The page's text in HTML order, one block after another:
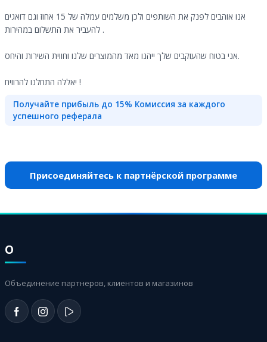
אנו אוהבים לפנק את השותפים ולכן משלמים עמלה של 15 אחוז וגם דואגים
להעביר את התשלום במהירות .
אני בטוח שהעוקבים שלך ייהנו מאד מהמוצרים שלנו וחווית השירות והיחס.
יאללה התחלנו להרוויח !
Получайте прибыль до 15% Комиссия за каждого
успешного реферала
Присоединяйтесь к партнёрской программе
О
Объединение партнеров, клиентов и магазинов